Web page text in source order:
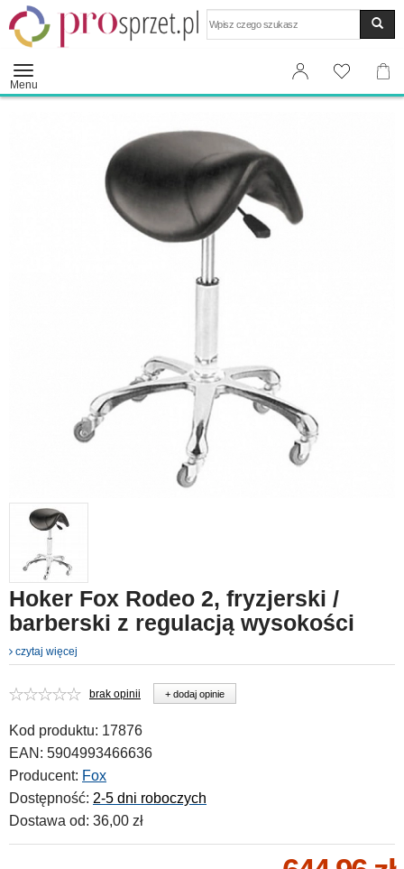
Menu
Hoker Fox Rodeo 2, fryzjerski /
barberski z regulacją wysokości
czytaj więcej
brak opinii + dodaj opinie
Kod produktu: 17876
EAN: 5904993466636
Producent: Fox
Dostępność: 2-5 dni roboczych
Dostawa od: 36,00 zł